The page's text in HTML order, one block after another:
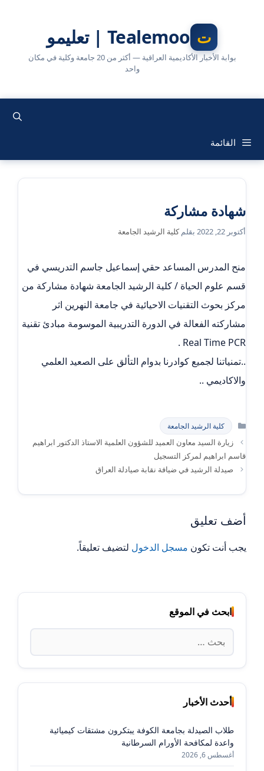
Tealemoo | تعليمو
بوابة الأخبار الأكاديمية العراقية — أكثر من 20 جامعة وكلية في مكان
واحد
القائمة
شهادة مشاركة
أكتوبر 22, 2022 بقلمكلية الرشيد الجامعة
منح المدرس المساعد حقي إسماعيل جاسم التدريسي في
قسم علوم الحياة / كلية الرشيد الجامعة شهادة مشاركة من
مركز بحوث التقنيات الاحيائية في جامعة النهرين اثر
مشاركته الفعالة في الدورة التدريبية الموسومة مبادئ تقنية
Real Time PCR .
..تمنياتنا لجميع كوادرنا بدوام التألق على الصعيد العلمي
والاكاديمي ..
التصنيفات
كلية الرشيد الجامعة
زيارة السيد معاون العميد للشؤون العلمية الاستاذ الدكتور ابراهيم
قاسم ابراهيم لمركز التسجيل
صيدلة الرشيد في ضيافة نقابة صيادلة العراق
أضف تعليق
يجب أنت تكون مسجل الدخول لتضيف تعليقاً.
ابحث في الموقع
البحث
عن:
أحدث الأخبار
طلاب الصيدلة بجامعة الكوفة يبتكرون مشتقات كيميائية
واعدة لمكافحة الأورام السرطانية
أغسطس 6, 2026